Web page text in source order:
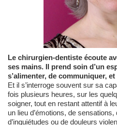
Le chirurgien-dentiste écoute avec ses yeux et parle avec
ses mains. Il prend soin d’un
s’alimenter, de communiquer,
Et il s’interroge souvent sur sa
fois plusieurs heures, sur les
soigner, tout en restant attentif à
un lieu d’émotions, de
d’inquiétudes ou de douleurs